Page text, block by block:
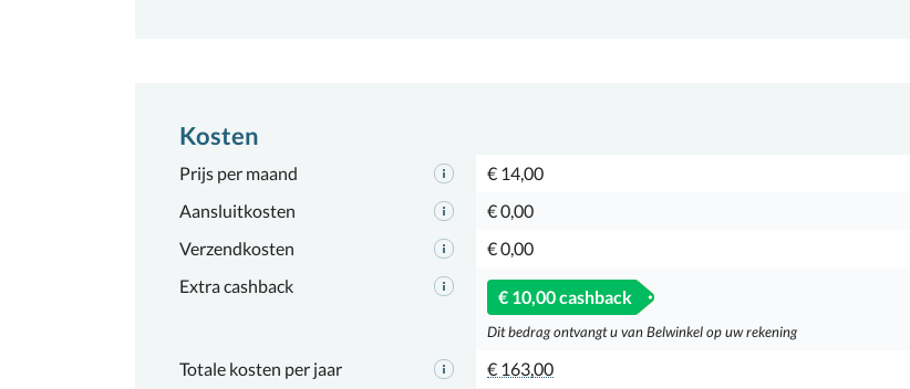
Kosten
Prijs per maand
€ 14,00
Aansluitkosten
€ 0,00
Verzendkosten
€ 0,00
Extra cashback
€ 10,00 cashback
Dit bedrag ontvangt u van Belwinkel op uw rekening
Totale kosten per jaar € 163,00